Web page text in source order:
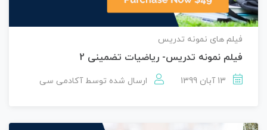
فیلم های نمونه تدریس
فیلم نمونه تدریس- ریاضیات تضمینی 2
13 آبان 1399 ارسال شده توسط آکادمی سی